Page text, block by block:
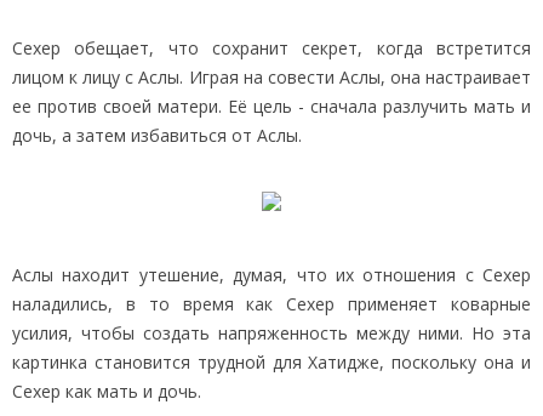
Сехер обещает, что сохранит секрет, когда встретится
лицом к лицу с Аслы. Играя на совести Аслы, она настраивает
ее против своей матери. Её цель - сначала разлучить мать и
дочь, а затем избавиться от Аслы.
Аслы находит утешение, думая, что их отношения с Сехер
наладились, в то время как Сехер применяет коварные
усилия, чтобы создать напряженность между ними. Но эта
картинка становится трудной для Хатидже, поскольку она и
Сехер как мать и дочь.